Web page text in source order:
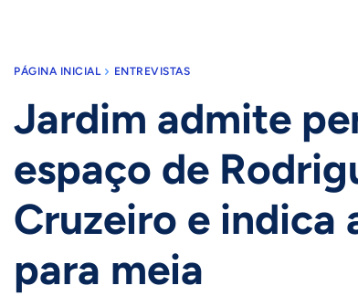
PÁGINA INICIAL ENTREVISTAS
Jardim admite
espaço de
Cruzeiro e indica
para meia